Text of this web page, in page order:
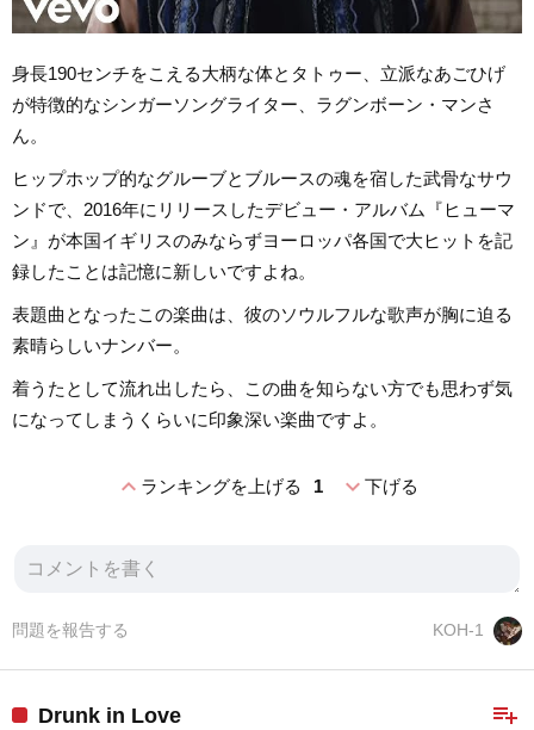
身長190センチをこえる大柄な体とタトゥー、立派なあごひげ
が特徴的なシンガーソングライター、ラグンボーン・マンさ
ん。
ヒップホップ的なグルーブとブルースの魂を宿した武骨なサウ
ンドで、2016年にリリースしたデビュー・アルバム『ヒューマ
ン』が本国イギリスのみならずヨーロッパ各国で大ヒットを記
録したことは記憶に新しいですよね。
表題曲となったこの楽曲は、彼のソウルフルな歌声が胸に迫る
素晴らしいナンバー。
着うたとして流れ出したら、この曲を知らない方でも思わず気
になってしまうくらいに印象深い楽曲ですよ。
expand_lessランキングを上げる 1 expand_more下げる
KOH-1
問題を報告する
playlist_add
Drunk in Love